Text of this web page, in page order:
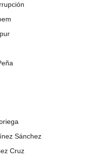
Sánchez
Cruz